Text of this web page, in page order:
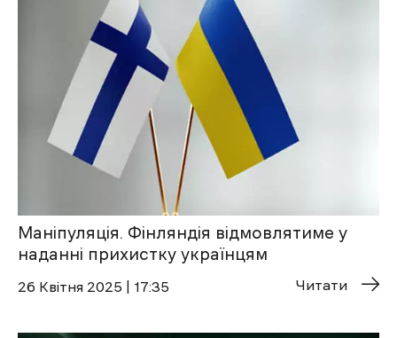
Маніпуляція. Фінляндія відмовлятиме у
наданні прихистку українцям
26 Квітня 2025 | 17:35 Читати